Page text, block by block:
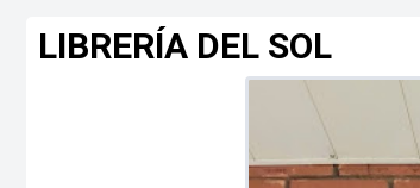
LIBRERÍA DEL SOL